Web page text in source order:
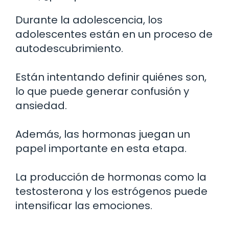
Durante la adolescencia, los
adolescentes están en un proceso de
autodescubrimiento.
Están intentando definir quiénes son,
lo que puede generar confusión y
ansiedad.
Además, las hormonas juegan un
papel importante en esta etapa.
La producción de hormonas como la
testosterona y los estrógenos puede
intensificar las emociones.